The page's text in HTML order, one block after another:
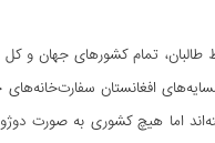
تمام کشورهای جهان و کل
افغانستان سفارت‌خانه‌های
اما هیچ کشوری به صورت